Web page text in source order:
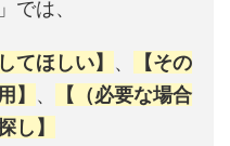
」では、
てほしい】 、
【その
】 、
【（必要な場合
し】